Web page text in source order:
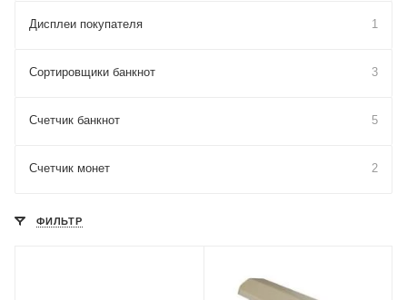
Дисплеи покупателя 1
Сортировщики банкнот 3
Счетчик банкнот 5
Счетчик монет 2
ФИЛЬТР